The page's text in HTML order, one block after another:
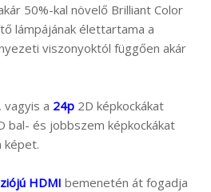
50%-kal növelő Brilliant Color
lámpájának élettartama a
viszonyoktól függően akár
a 24p 2D képkockákat
bal- és jobbszem képkockákat
képet.
HDMI bemenetén át fogadja